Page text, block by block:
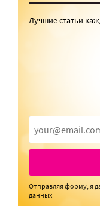
Лучшие статьи
Отправляя форму, я
данных